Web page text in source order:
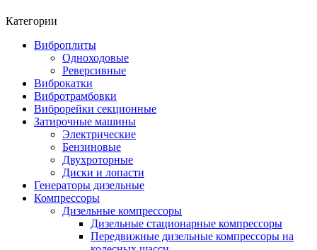
Категории
Виброплиты
Одноходовые
Реверсивные
Виброкатки
Вибротрамбовки
Виброрейки секционные
Затирочные машины
Электрические
Бензиновые
Двухроторные
Диски и лопасти
Генераторы дизельные
Компрессоры
Дизельные компрессоры
Дизельные стационарные компрессоры
Передвижные дизельные компрессоры на